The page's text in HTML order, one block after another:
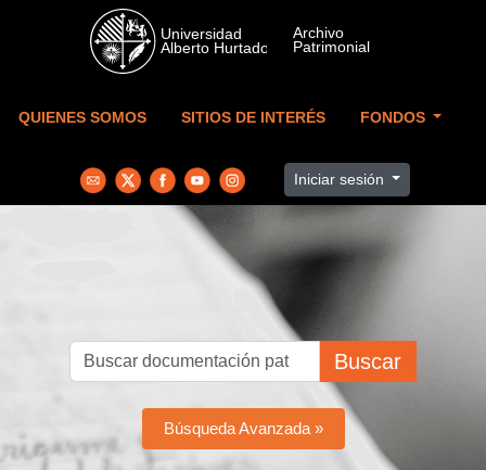
Skip to main content
QUIENES SOMOS SITIOS DE INTERÉS FONDOS
Iniciar sesión
Buscar
Búsqueda Avanzada »